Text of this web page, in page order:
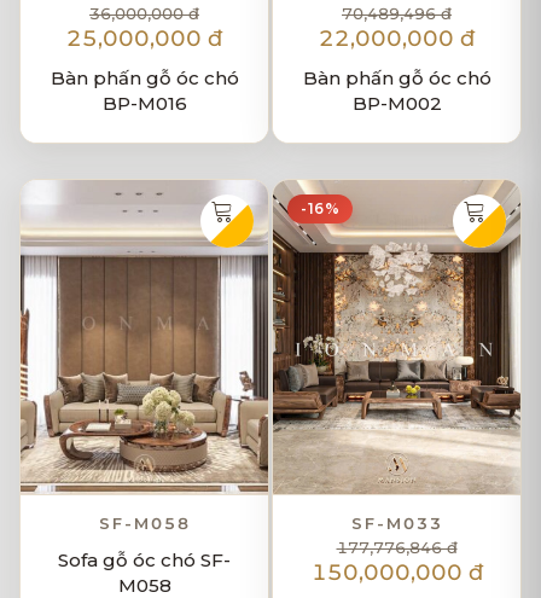
36,000,000 đ
25,000,000 đ
Bàn phấn gỗ óc chó
BP-M016
70,489,496 đ
22,000,000 đ
Bàn phấn gỗ óc chó
BP-M002
SF-M058
Sofa gỗ óc chó SF-
M058
-16%
SF-M033
177,776,846 đ
150,000,000 đ